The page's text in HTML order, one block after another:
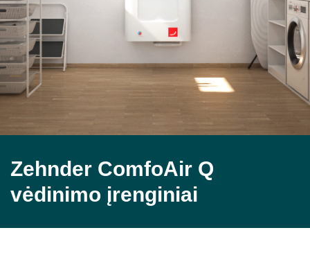
Zehnder ComfoAir Q
vėdinimo įrenginiai